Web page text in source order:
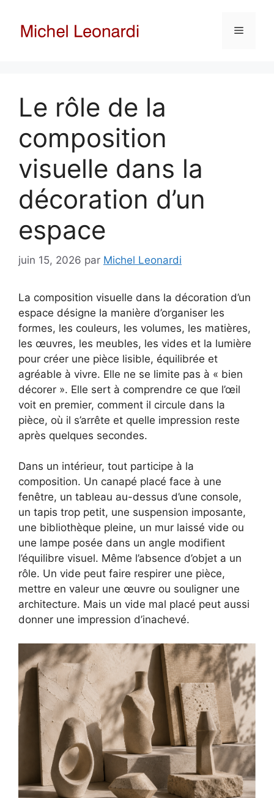
contenu
Menu
Le rôle de la
composition
visuelle dans la
décoration d’un
espace
juin 15, 2026 par Michel Leonardi
La composition visuelle dans la décoration d’un
espace désigne la manière d’organiser les
formes, les couleurs, les volumes, les matières,
les œuvres, les meubles, les vides et la lumière
pour créer une pièce lisible, équilibrée et
agréable à vivre. Elle ne se limite pas à « bien
décorer ». Elle sert à comprendre ce que l’œil
voit en premier, comment il circule dans la
pièce, où il s’arrête et quelle impression reste
après quelques secondes.
Dans un intérieur, tout participe à la
composition. Un canapé placé face à une
fenêtre, un tableau au-dessus d’une console,
un tapis trop petit, une suspension imposante,
une bibliothèque pleine, un mur laissé vide ou
une lampe posée dans un angle modifient
l’équilibre visuel. Même l’absence d’objet a un
rôle. Un vide peut faire respirer une pièce,
mettre en valeur une œuvre ou souligner une
architecture. Mais un vide mal placé peut aussi
donner une impression d’inachevé.